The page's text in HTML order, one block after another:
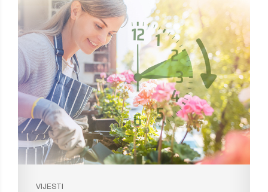
VIJESTI